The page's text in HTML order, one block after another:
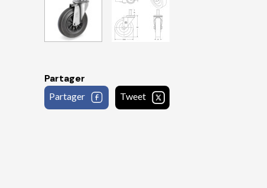
Partager
Partager Tweet